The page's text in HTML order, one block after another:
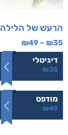
הרעש של הלילה
₪35
–
₪49
דיגיטלי
₪35
מודפס
₪49